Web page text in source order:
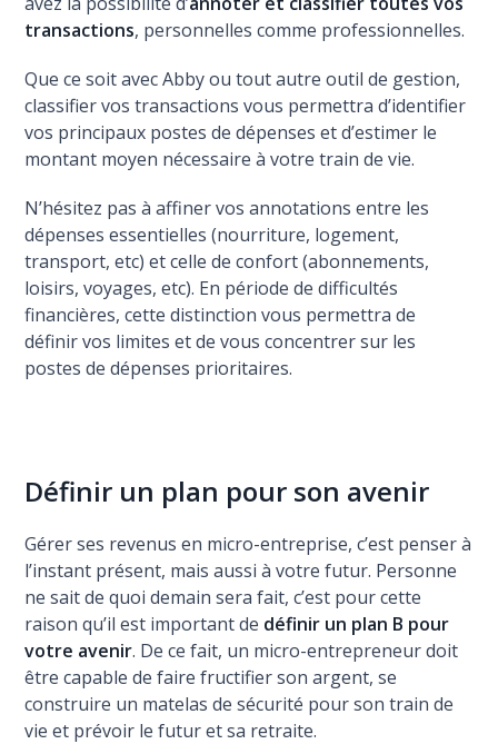
transactions, personnelles comme professionnelles.
Que ce soit avec Abby ou tout autre outil de gestion,
classifier vos transactions vous permettra d’identifier
vos principaux postes de dépenses et d’estimer le
montant moyen nécessaire à votre train de vie.
N’hésitez pas à affiner vos annotations entre les
dépenses essentielles (nourriture, logement,
transport, etc) et celle de confort (abonnements,
loisirs, voyages, etc). En période de difficultés
financières, cette distinction vous permettra de
définir vos limites et de vous concentrer sur les
postes de dépenses prioritaires.
Définir un plan pour son avenir
Gérer ses revenus en micro-entreprise, c’est penser à
l’instant présent, mais aussi à votre futur. Personne
ne sait de quoi demain sera fait, c’est pour cette
raison qu’il est important de définir un plan B pour
votre avenir. De ce fait, un micro-entrepreneur doit
être capable de faire fructifier son argent, se
construire un matelas de sécurité pour son train de
vie et prévoir le futur et sa retraite.